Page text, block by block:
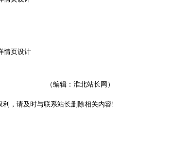
（编辑：淮北站长网）
，请及时与联系站长删除相关内容!